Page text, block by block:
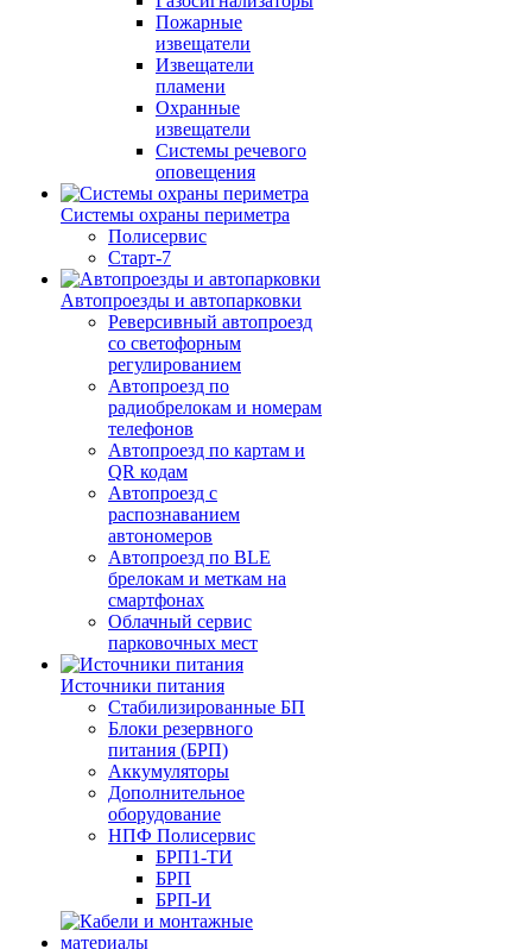
Пожарные
извещатели
Извещатели
пламени
Охранные
извещатели
Системы речевого
оповещения
Системы охраны периметра
Полисервис
Старт-7
Автопроезды и автопарковки
Реверсивный автопроезд
со светофорным
регулированием
Автопроезд по
радиобрелокам и номерам
телефонов
Автопроезд по картам и
QR кодам
Автопроезд с
распознаванием
автономеров
Автопроезд по BLE
брелокам и меткам на
смартфонах
Облачный сервис
парковочных мест
Источники питания
Стабилизированные БП
Блоки резервного
питания (БРП)
Аккумуляторы
Дополнительное
оборудование
НПФ Полисервис
БРП1-ТИ
БРП
БРП-И